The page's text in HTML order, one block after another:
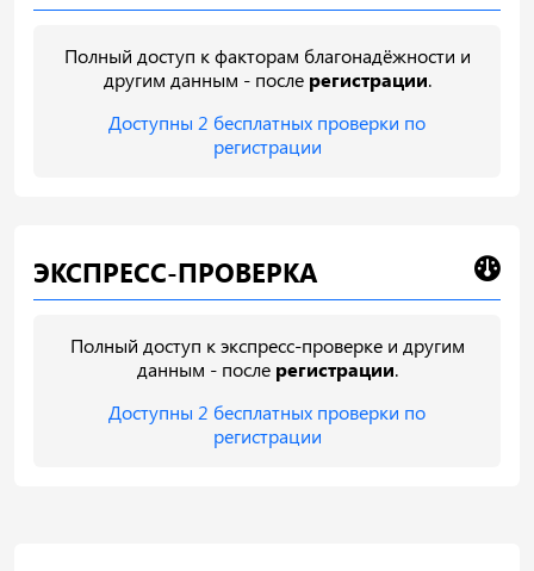
Полный доступ к факторам благонадёжности и
другим данным - после регистрации.
Доступны 2 бесплатных проверки по
регистрации
ЭКСПРЕСС-ПРОВЕРКА
Полный доступ к экспресс-проверке и другим
данным - после регистрации.
Доступны 2 бесплатных проверки по
регистрации